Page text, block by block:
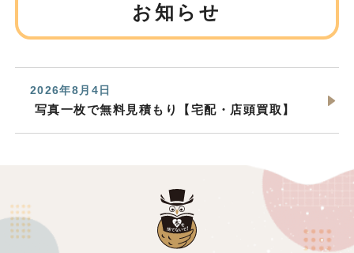
お知らせ
2026年8月4日
写真一枚で無料見積もり【宅配・店頭買取】